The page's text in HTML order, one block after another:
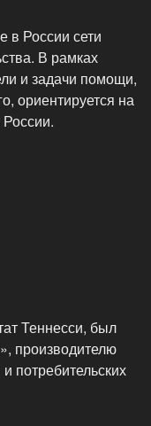
в России сети
В рамках
и задачи помощи,
ориентируется на
Теннесси, был
производителю
потребительских